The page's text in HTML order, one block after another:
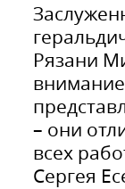
Рязани
– они
всех
Сергея